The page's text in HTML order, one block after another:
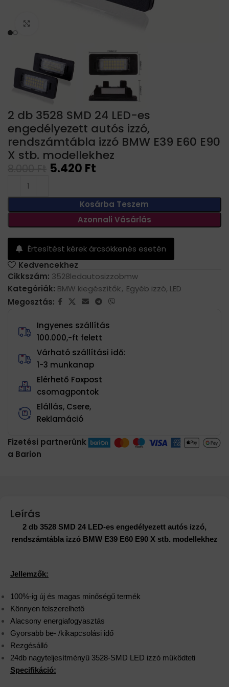
2 db 3528 SMD 24 LED-es
engedélyezett autós izzó,
rendszámtábla izzó BMW E39 E60 E90
X stb. modellekhez
5.420 Ft
Kosárba Teszem
Azonnali Vásárlás
Értesítést kérek árcsökkenés esetén
Kedvencekhez
Cikkszám: 3528ledautosizzobmw
Kategóriák: BMW kiegészítők, Egyéb izzó, LED
Megosztás:
Ingyenes szállítás
100.000,-ft felett
Várható szállítási idő:
1-3 munkanap
Elérhető Foxpost
csomagpontok
Elállás, Csere,
Reklamáció
Fizetési partnerünk
a Barion
Leírás
2 db 3528 SMD 24 LED-es engedélyezett autós izzó,
rendszámtábla izzó BMW E39 E60 E90 X stb. modellekhez
Jellemzők:
100%-ig új és magas minőségű termék
Könnyen felszerelhető
Alacsony energiafogyasztás
Gyorsabb be- /kikapcsolási idő
Rezgésálló
24db nagyteljesítményű 3528-SMD LED izzó működteti
Specifikáció: